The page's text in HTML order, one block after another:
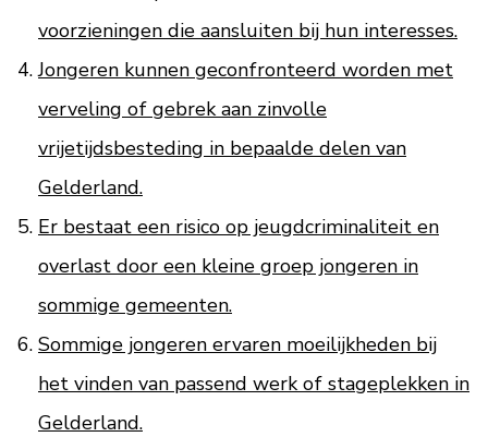
voorzieningen die aansluiten bij hun interesses.
Jongeren kunnen geconfronteerd worden met
verveling of gebrek aan zinvolle
vrijetijdsbesteding in bepaalde delen van
Gelderland.
Er bestaat een risico op jeugdcriminaliteit en
overlast door een kleine groep jongeren in
sommige gemeenten.
Sommige jongeren ervaren moeilijkheden bij
het vinden van passend werk of stageplekken in
Gelderland.